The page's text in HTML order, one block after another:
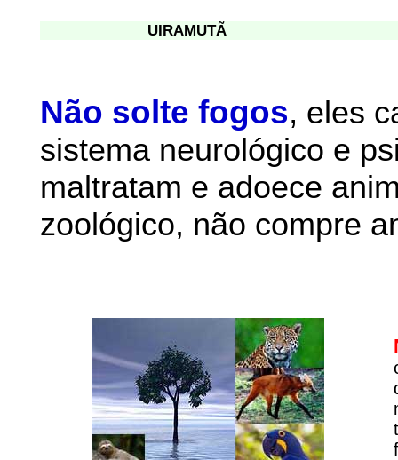
UIRAMUTÃ
Não solte fogos, eles
sistema neurológico e
maltratam e adoece
zoológico, não compre